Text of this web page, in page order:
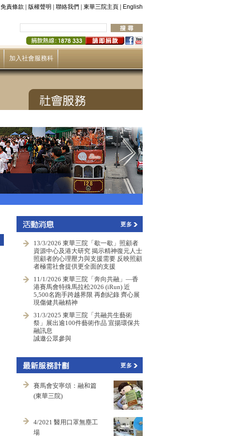
免責條款 | 版權聲明 | 聯絡我們 | 東華三院主頁 | English
加入社會服務科
13/3/2026 東華三院「歇一歇」照顧者
資源中心及港大研究 揭示精神復元人士
照顧者的心理壓力與支援需要 反映照顧
者極需社會提供更全面的支援
11/1/2026 東華三院「奔向共融」—香
港賽馬會特殊馬拉松2026 (iRun) 近
5,500名跑手跨越界限 再創紀錄 齊心展
現傷健共融精神
31/3/2025 東華三院「共融共生藝術
祭」展出逾100件藝術作品 宣揚環保共
融訊息
誠邀公眾參與
賽馬會安寧頌：融和篇
(東華三院)
4/2021 醫用口罩無塵工
場